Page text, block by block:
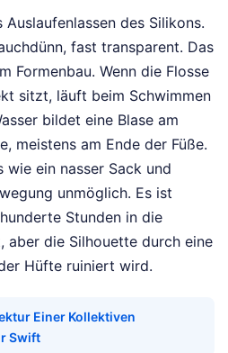
des Silikons.
fast transparent. Das
Formenbau. Wenn die Flosse
sitzt, läuft beim Schwimmen
bildet eine Blase am
meistens am Ende der Füße.
wie ein nasser Sack und
unmöglich. Es ist
Stunden in die
aber die Silhouette durch eine
Hüfte ruiniert wird.
Einer Kollektiven
Swift